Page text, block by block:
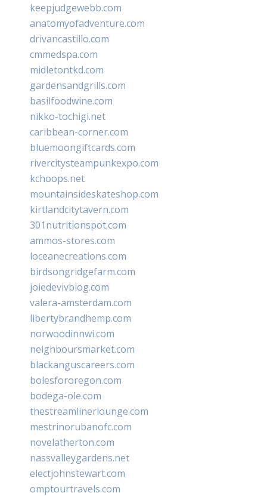
keepjudgewebb.com
anatomyofadventure.com
drivancastillo.com
cmmedspa.com
midletontkd.com
gardensandgrills.com
basilfoodwine.com
nikko-tochigi.net
caribbean-corner.com
bluemoongiftcards.com
rivercitysteampunkexpo.com
kchoops.net
mountainsideskateshop.com
kirtlandcitytavern.com
301nutritionspot.com
ammos-stores.com
loceanecreations.com
birdsongridgefarm.com
joiedevivblog.com
valera-amsterdam.com
libertybrandhemp.com
norwoodinnwi.com
neighboursmarket.com
blackanguscareers.com
bolesfororegon.com
bodega-ole.com
thestreamlinerlounge.com
mestrinorubanofc.com
novelatherton.com
nassvalleygardens.net
electjohnstewart.com
omptourtravels.com